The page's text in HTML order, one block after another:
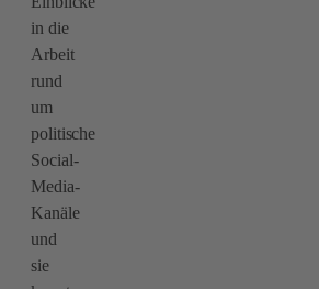
in die
Arbeit
rund
um
politische
Social-
Media-
Kanäle
und
sie